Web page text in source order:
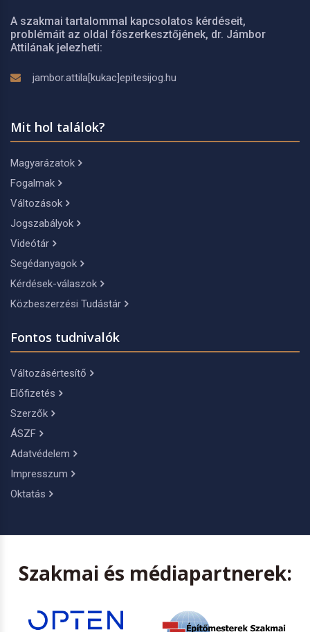
A szakmai tartalommal kapcsolatos kérdéseit,
problémáit az oldal főszerkesztőjének, dr. Jámbor
Attilának jelezheti:
jambor.attila[kukac]epitesijog.hu
Mit hol találok?
Magyarázatok
Fogalmak
Változások
Jogszabályok
Videótár
Segédanyagok
Kérdések-válaszok
Közbeszerzési Tudástár
Fontos tudnivalók
Változásértesítő
Előfizetés
Szerzők
ÁSZF
Adatvédelem
Impresszum
Oktatás
Szakmai és médiapartnerek: